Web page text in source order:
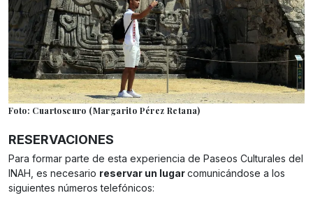
Foto: Cuartoscuro (Margarito Pérez Retana)
RESERVACIONES
Para formar parte de esta experiencia de Paseos Culturales del
INAH, es necesario reservar un lugarcomunicándose a los
siguientes números telefónicos: